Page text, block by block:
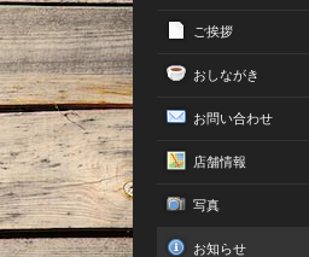
ご挨拶
おしながき
お問い合わせ
店舗情報
写真
お知らせ